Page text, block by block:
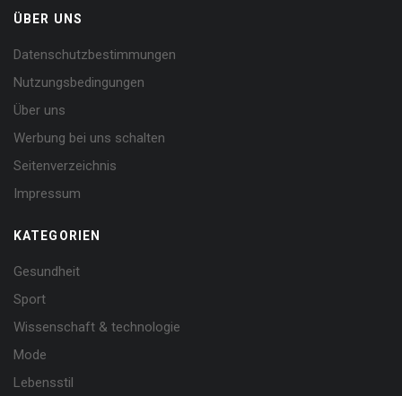
ÜBER UNS
Datenschutzbestimmungen
Nutzungsbedingungen
Über uns
Werbung bei uns schalten
Seitenverzeichnis
Impressum
KATEGORIEN
Gesundheit
Sport
Wissenschaft & technologie
Mode
Lebensstil